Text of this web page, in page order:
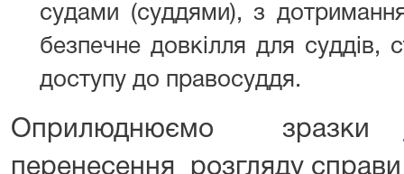
судами (суддями), з
безпечне довкілля для суддів,
доступу до правосуддя.
Оприлюднюємо зразки
перенесення розгляду